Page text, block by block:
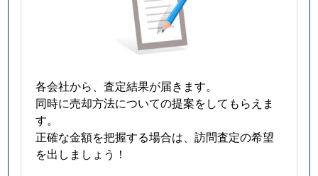
各会社から、査定結果が届きます。
同時に売却方法についての提案をしてもらえま
す。
正確な金額を把握する場合は、訪問査定の希望
を出しましょう！